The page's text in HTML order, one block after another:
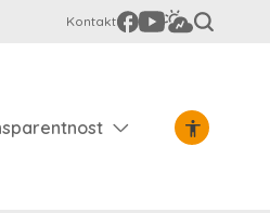
Kontakt